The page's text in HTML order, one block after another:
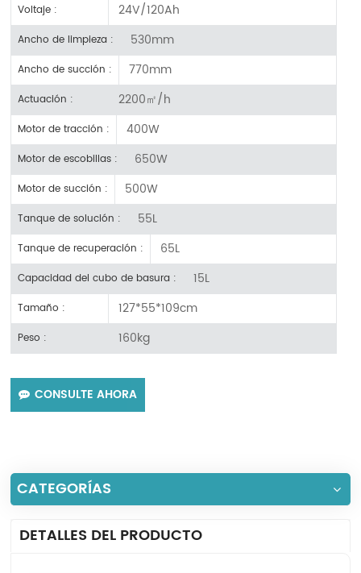
Voltaje : 24V/120Ah
Ancho de limpieza : 530mm
Ancho de succión : 770mm
Actuación : 2200㎡/h
Motor de tracción : 400W
Motor de escobillas : 650W
Motor de succión : 500W
Tanque de solución : 55L
Tanque de recuperación : 65L
Capacidad del cubo de basura : 15L
Tamaño : 127*55*109cm
Peso : 160kg
CONSULTE AHORA
CATEGORÍAS
DETALLES DEL PRODUCTO